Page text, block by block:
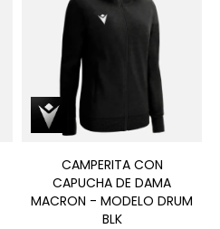
CAMPERITA CON
CAPUCHA DE DAMA
MACRON - MODELO DRUM
BLK